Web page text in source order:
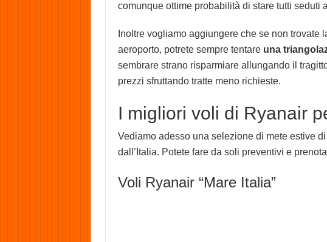
comunque ottime probabilità di stare tutti seduti
Inoltre vogliamo aggiungere che se non trovate
aeroporto, potrete sempre tentare una
sembrare strano risparmiare allungando il
prezzi sfruttando tratte meno richieste.
I migliori voli di Ryanair
Vediamo adesso una selezione di mete estive
dall’Italia. Potete fare da soli preventivi e
Voli Ryanair “Mare Italia”